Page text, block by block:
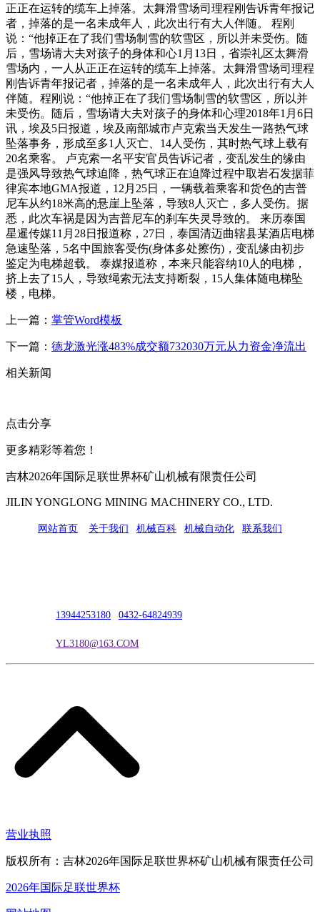
正正在运转的缆车上掉落。太舞滑雪场司理程刚告诉青年报记
者，掉落的是一名未成年人，此次出行有大人伴随。 程刚
说：“他掉正在了我们雪场制雪的软雪区，所以并未受伤。随
后，雪场请大夫对孩子的身体和心1月13日，省崇礼区太舞滑
雪场内，一人从正正在运转的缆车上掉落。太舞滑雪场司理程
刚告诉青年报记者，掉落的是一名未成年人，此次出行有大人
伴随。程刚说：“他掉正在了我们雪场制雪的软雪区，所以并
未受伤。随后，雪场请大夫对孩子的身体和心理2018年1月6日
讯，埃及5日报道，埃及南部城市卢克索当天发生一路热气球
坠落事务，形成至多1人灭亡、14人受伤，其时热气球上载有
20名乘客。 卢克索一名平安官员告诉记者，变乱发生的缘由
是强风导致热气球迫降，热气球正在迫降过程中取岩石发据菲
律宾本地GMA报道，12月25日，一辆载着乘客和货色的吉普
尼车从约18米高的悬崖上坠落，导致8人灭亡，多人受伤。据
悉，此次车祸是因为吉普尼车的刹车失灵导致的。 来历泰国
星暹传媒11月28日报道称，27日，泰国清迈曲辖县某酒店电梯
急速坠落，5名中国旅客受伤(身体多处擦伤)，变乱缘由初步
鉴定为电梯超载。 泰媒报道称，本来只能容纳10人的电梯，
挤上去了15人，导致绳索无法支持断裂，15人集体随电梯坠
楼，电梯。
上一篇： 掌管Word模板
下一篇： 德龙激光涨483%成交额732030万元从力资金净流出
相关新闻
点击分享
更多精彩等着您！
吉林2026年国际足联世界杯矿山机械有限责任公司
JILIN YONGLONG MINING MACHINERY CO., LTD.
网站首页 关于我们 机械百科 机械自动化 联系我们
13944253180 0432-64824939
YL3180@163.COM
营业执照
版权所有：吉林2026年国际足联世界杯矿山机械有限责任公司
2026年国际足联世界杯